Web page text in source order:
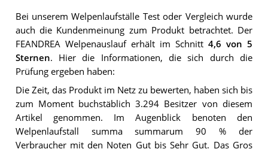
Bei unseremWelpenlaufställe Test oder Vergleich wurde
auch die Kundenmeinung zum Produkt betrachtet. Der
FEANDREA Welpenauslauf erhält im Schnitt 4,6 von 5
Sternen. Hier die Informationen, die sich durch die
Prüfung ergeben haben:
Die Zeit, das Produkt im Netz zu bewerten, haben sich bis
zum Moment buchstäblich 3.294 Besitzer von diesem
Artikel genommen. Im Augenblick benoten den
Welpenlaufstall summa summarum 90 % der
Verbraucher mit den Noten Gut bis Sehr Gut. Das Gros